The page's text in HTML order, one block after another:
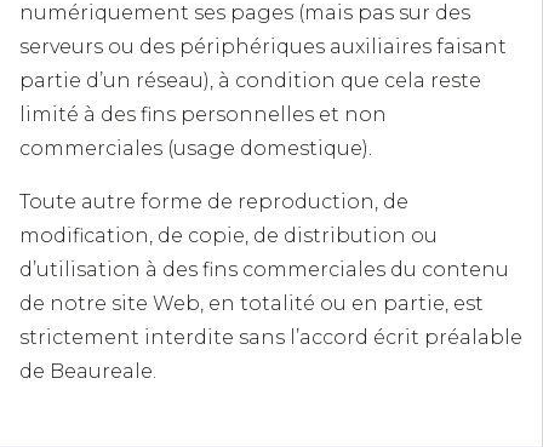
numériquement ses pages (mais pas sur des
serveurs ou des périphériques auxiliaires faisant
partie d’un réseau), à condition que cela reste
limité à des fins personnelles et non
commerciales (usage domestique).
Toute autre forme de reproduction, de
modification, de copie, de distribution ou
d’utilisation à des fins commerciales du contenu
de notre site Web, en totalité ou en partie, est
strictement interdite sans l’accord écrit préalable
de Beaureale.